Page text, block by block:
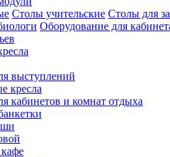
Столы учительские Столы для
Оборудование для
выступлений
кресла
кабинетов и комнат отдыха
кафе